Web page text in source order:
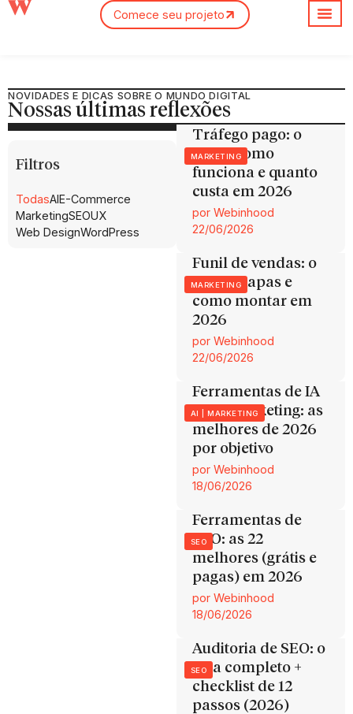
Comece seu projeto
NOVIDADES E DICAS SOBRE O MUNDO DIGITAL
Nossas últimas reflexões
Filtros
AIE-Commerce
MarketingSEOUX
Web DesignWordPress
Todas
MARKETING
Tráfego pago: o
que é, como
funciona e quanto
custa em 2026
por Webinhood
22/06/2026
MARKETING
Funil de vendas: o
que é, etapas e
como montar em
2026
por Webinhood
22/06/2026
AI MARKETING
Ferramentas de IA
para marketing: as
melhores de 2026
por objetivo
por Webinhood
18/06/2026
SEO
Ferramentas de
SEO: as 22
melhores (grátis e
pagas) em 2026
por Webinhood
18/06/2026
SEO
Auditoria de SEO: o
guia completo +
checklist de 12
passos (2026)